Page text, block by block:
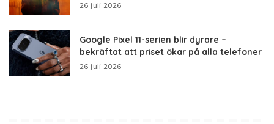
26 juli 2026
Google Pixel 11-serien blir dyrare –
bekräftat att priset ökar på alla telefoner
26 juli 2026